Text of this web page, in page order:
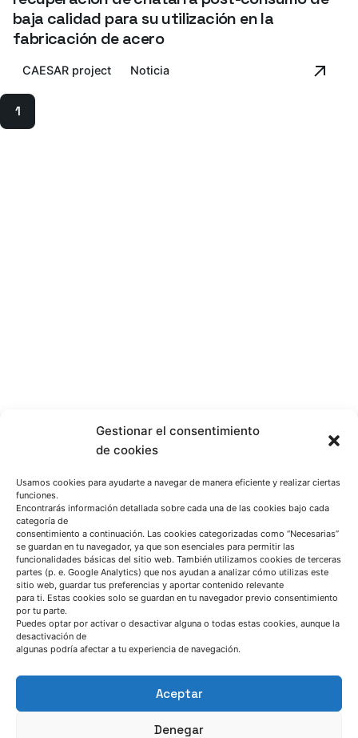
Gestionar el consentimiento
de cookies
Usamos cookies para ayudarte a navegar de manera eficiente y realizar ciertas
funciones.
Encontrarás información detallada sobre cada una de las cookies bajo cada
categoría de
consentimiento a continuación. Las cookies categorizadas como “Necesarias”
se guardan en tu navegador, ya que son esenciales para permitir las
funcionalidades básicas del sitio web. También utilizamos cookies de terceras
partes (p. e. Google Analytics) que nos ayudan a analizar cómo utilizas este
sitio web, guardar tus preferencias y aportar contenido relevante
para ti. Estas cookies solo se guardan en tu navegador previo consentimiento
por tu parte.
Puedes optar por activar o desactivar alguna o todas estas cookies, aunque la
desactivación de
algunas podría afectar a tu experiencia de navegación.
Aceptar
Denegar
baja calidad para su utilización en la
fabricación de acero
CAESAR project Noticia
1
HABLEMOS
Escríbenos